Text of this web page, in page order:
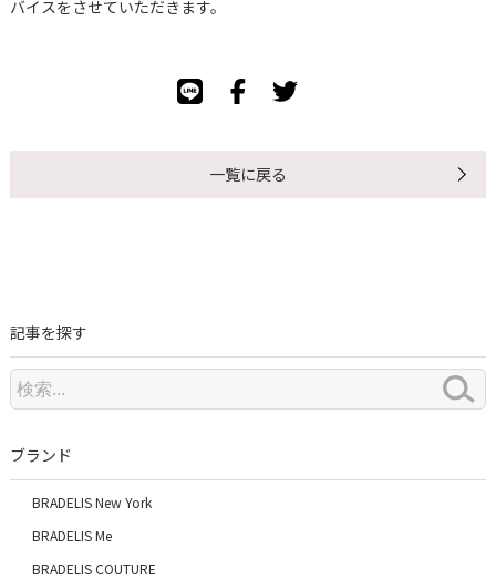
記事を探す
ブランド
BRADELIS New York
BRADELIS Me
BRADELIS COUTURE
バイスをさせていただきます。
一覧に戻る